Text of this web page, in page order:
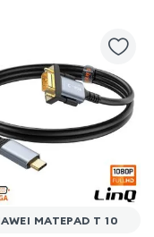
MATEPAD T 10